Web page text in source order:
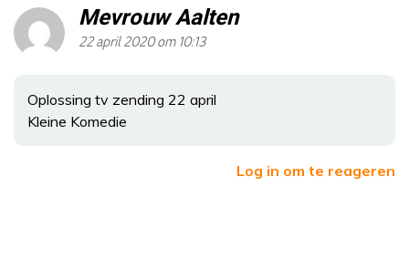
Mevrouw Aalten
22 april 2020 om 10:13
Oplossing tv zending 22 april
Kleine Komedie
Log in om te reageren